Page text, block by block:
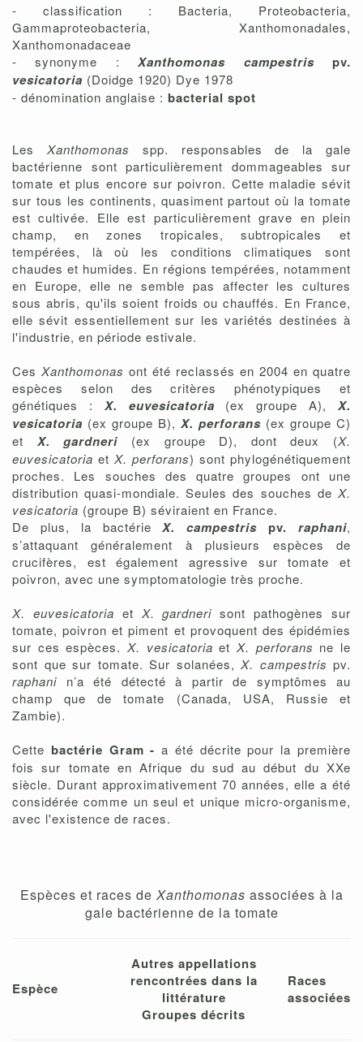
- classification : Bacteria, Proteobacteria,
Gammaproteobacteria, Xanthomonadales,
Xanthomonadaceae
- synonyme : Xanthomonas campestrispv.
vesicatoria (Doidge 1920) Dye 1978
- dénomination anglaise : bacterial spot
Les Xanthomonas spp. responsables de la gale
bactérienne sont particulièrement dommageables sur
tomate et plus encore sur poivron. Cette maladie sévit
sur tous les continents, quasiment partout où la tomate
est cultivée. Elle est particulièrement grave en plein
champ, en zones tropicales, subtropicales et
tempérées, là où les conditions climatiques sont
chaudes et humides. En régions tempérées, notamment
en Europe, elle ne semble pas affecter les cultures
sous abris, qu'ils soient froids ou chauffés. En France,
elle sévit essentiellement sur les variétés destinées à
l'industrie, en période estivale.
Ces Xanthomonas ont été reclassés en 2004 en quatre
espèces selon des critères phénotypiques et
génétiques : X. euvesicatoria (ex groupe A),
X.
vesicatoria (ex groupe B), X. perforans (ex groupe C)
et X. gardneri (ex groupe D), dont deux (X.
euvesicatoria et X. perforans) sont phylogénétiquement
proches. Les souches des quatre groupes ont une
distribution quasi-mondiale. Seules des souches de X.
vesicatoria (groupe B) séviraient en France.
De plus, la bactérie X. campestris pv.raphani,
s’attaquant généralement à plusieurs espèces de
crucifères, est également agressive sur tomate et
poivron, avec une symptomatologie très proche.
X. euvesicatoria et X. gardneri sont pathogènes sur
tomate, poivron et piment et provoquent des épidémies
sur ces espèces. X. vesicatoria etX. perforans ne le
sont que sur tomate. Sur solanées, X. campestris pv.
raphani n’a été détecté à partir de symptômes au
champ que de tomate (Canada, USA, Russie et
Zambie).
Cette bactérie Gram - a été décrite pour la première
fois sur tomate en Afrique du sud au début du XXe
siècle. Durant approximativement 70 années, elle a été
considérée comme un seul et unique micro-organisme,
avec l'existence de races.
Espèces et races de Xanthomonas associées à la
gale bactérienne de la tomate
Espèce
Autres appellations
rencontrées dans la
littérature
Groupes décrits
Races
associées